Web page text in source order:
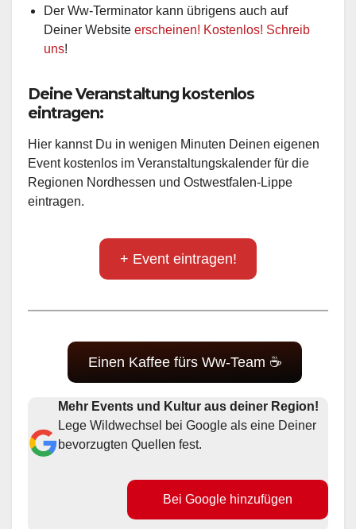
Der Ww-Terminator kann übrigens auch auf
Deiner Website erscheinen! Kostenlos! Schreib
uns!
Deine Veranstaltung kostenlos
eintragen:
Hier kannst Du in wenigen Minuten Deinen eigenen
Event kostenlos im Veranstaltungskalender für die
Regionen Nordhessen und Ostwestfalen-Lippe
eintragen.
+ Event eintragen!
Einen Kaffee fürs Ww-Team ☕
Mehr Events und Kultur aus deiner Region!
Lege Wildwechsel bei Google als eine Deiner
bevorzugten Quellen fest.
Bei Google hinzufügen